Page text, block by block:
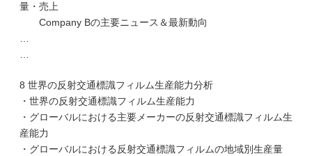
量・売上
Company Bの主要ニュース＆最新動向
8 世界の反射交通標識フィルム生産能力分析
・世界の反射交通標識フィルム生産能力
・グローバルにおける主要メーカーの反射交通標識フィルム生
産能力
・グローバルにおける反射交通標識フィルムの地域別生産量